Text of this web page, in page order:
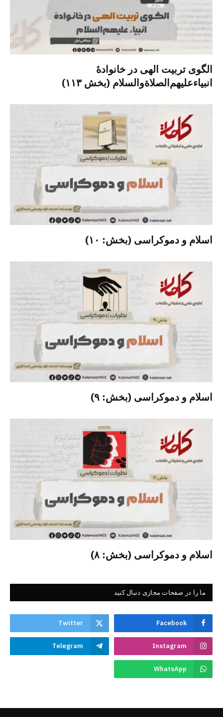
الگوی تربیت الهی در خانوادۀ
انبیاءعلیهم‌الصلاةو‌السلام (بخش ۱۱۳)
اسلام و دموکراسی (بخش: ۱۰)
اسلام و دموکراسی (بخش: ۹)
اسلام و دموکراسی (بخش: ۸)
ما را در صفحات مجازی دنبال کنید
Facebook
Twitter
Instagram
Telegram
WhatsApp